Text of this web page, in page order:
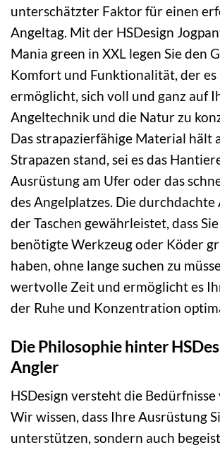
unterschätzter Faktor für einen
Angeltag. Mit der HSDesign
Mania green in XXL legen Sie den
Komfort und Funktionalität, der es
ermöglicht, sich voll und ganz auf
Angeltechnik und die Natur zu
Das strapazierfähige Material hält
Strapazen stand, sei es das
Ausrüstung am Ufer oder das
des Angelplatzes. Die
der Taschen gewährleistet, dass
benötigte Werkzeug oder Köder
haben, ohne lange suchen zu
wertvolle Zeit und ermöglicht es
der Ruhe und Konzentration
Die Philosophie hinter
Angler
HSDesign versteht die
Wir wissen, dass Ihre Ausrüstung
unterstützen, sondern auch